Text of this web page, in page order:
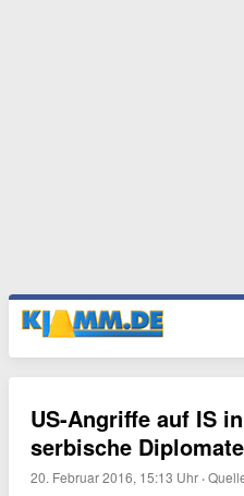
US-Angriffe auf IS
serbische
20. Februar 2016, 15:13 Uhr ·